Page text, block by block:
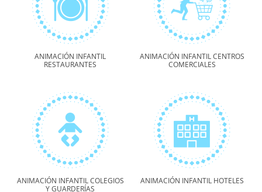
ANIMACIÓN INFANTIL
RESTAURANTES
ANIMACIÓN INFANTIL CENTROS
COMERCIALES
ANIMACIÓN INFANTIL COLEGIOS
Y GUARDERÍAS
ANIMACIÓN INFANTIL HOTELES